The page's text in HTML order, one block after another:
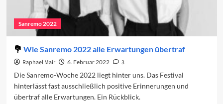
Sanremo 2022
Wie Sanremo 2022 alle Erwartungen übertraf
Raphael Mair 6. Februar 2022
3
Die Sanremo-Woche 2022 liegt hinter uns. Das Festival
hinterlässt fast ausschließlich positive Erinnerungen und
übertraf alle Erwartungen. Ein Rückblick.